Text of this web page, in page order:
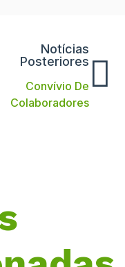
Notícias
Posteriores
Convívio De
Colaboradores